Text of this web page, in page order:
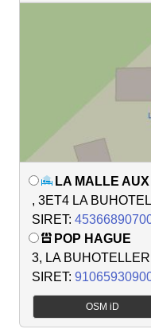
LA MALLE
, 3ET4 LA
SIRET:
POP HAGUE
3, LA
SIRET:
OSM iD